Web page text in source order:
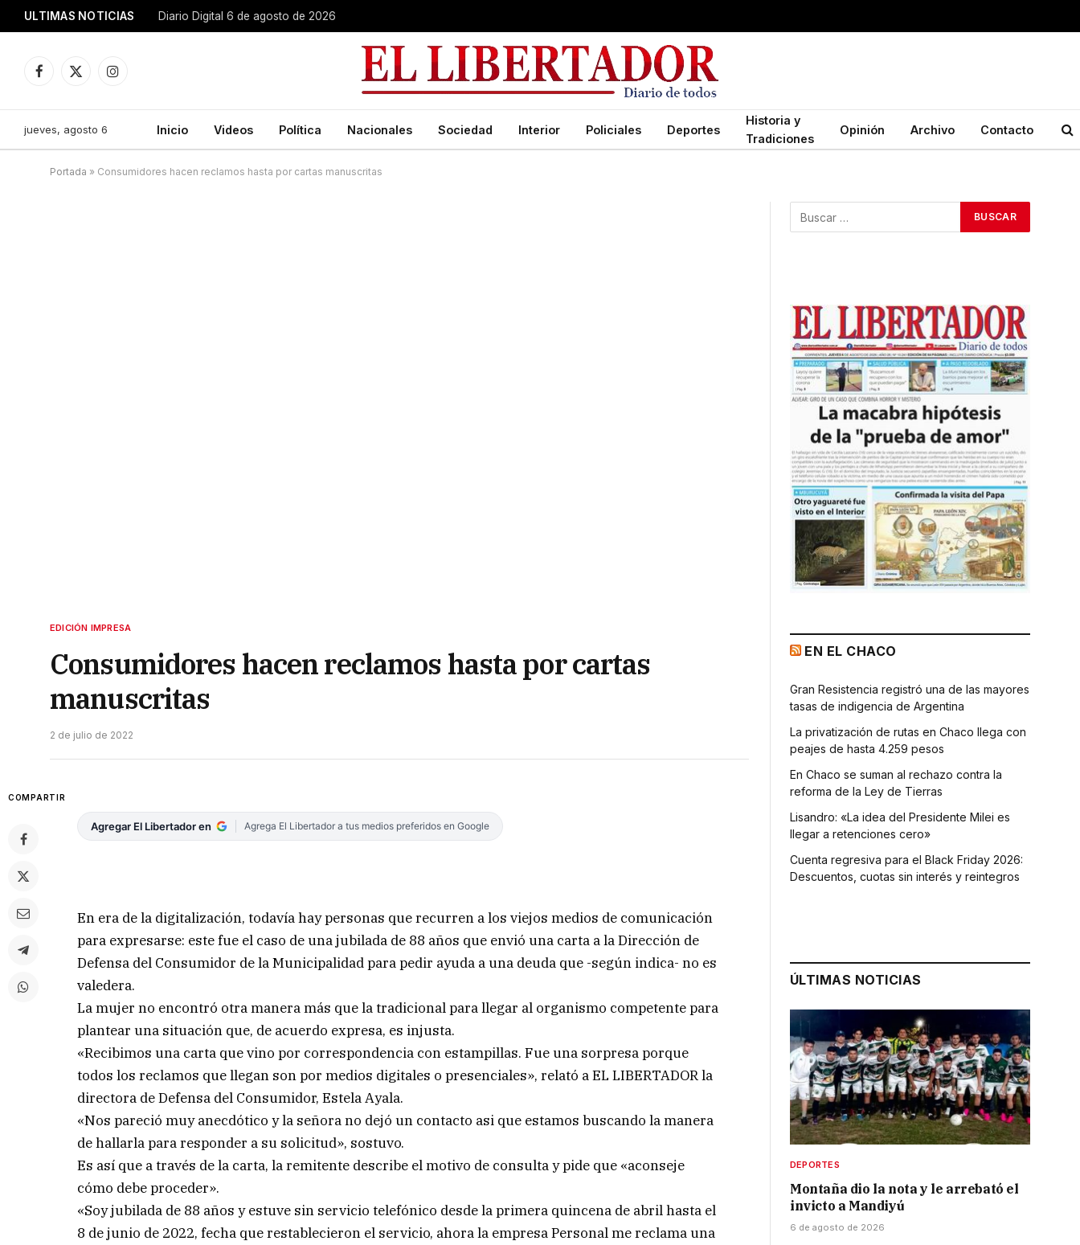
ULTIMAS NOTICIAS Diario Digital 6 de agosto de 2026
Facebook
X
Instagram
jueves, agosto 6 Inicio Videos Política Nacionales Sociedad Interior Policiales Deportes
Historia y
Tradiciones
Opinión Archivo Contacto
Portada » Consumidores hacen reclamos hasta por cartas manuscritas
EDICIÓN IMPRESA
Consumidores hacen reclamos hasta por cartas
manuscritas
2 de julio de 2022
COMPARTIR
Agregar El Libertador en Agrega El Libertador a tus medios preferidos en Google
En era de la digitalización, todavía hay personas que recurren a los viejos medios de comunicación
para expresarse: este fue el caso de una jubilada de 88 años que envió una carta a la Dirección de
Defensa del Consumidor de la Municipalidad para pedir ayuda a una deuda que -según indica- no es
valedera.
La mujer no encontró otra manera más que la tradicional para llegar al organismo competente para
plantear una situación que, de acuerdo expresa, es injusta.
«Recibimos una carta que vino por correspondencia con estampillas. Fue una sorpresa porque
todos los reclamos que llegan son por medios digitales o presenciales», relató a EL LIBERTADOR la
directora de Defensa del Consumidor, Estela Ayala.
«Nos pareció muy anecdótico y la señora no dejó un contacto asi que estamos buscando la manera
de hallarla para responder a su solicitud», sostuvo.
Es así que a través de la carta, la remitente describe el motivo de consulta y pide que «aconseje
cómo debe proceder».
«Soy jubilada de 88 años y estuve sin servicio telefónico desde la primera quincena de abril hasta el
8 de junio de 2022, fecha que restablecieron el servicio, ahora la empresa Personal me reclama una
EN EL CHACO
Gran Resistencia registró una de las mayores
tasas de indigencia de Argentina
La privatización de rutas en Chaco llega con
peajes de hasta 4.259 pesos
En Chaco se suman al rechazo contra la
reforma de la Ley de Tierras
Lisandro: «La idea del Presidente Milei es
llegar a retenciones cero»
Cuenta regresiva para el Black Friday 2026:
Descuentos, cuotas sin interés y reintegros
ÚLTIMAS NOTICIAS
DEPORTES
Montaña dio la nota y le arrebató el
invicto a Mandiyú
6 de agosto de 2026